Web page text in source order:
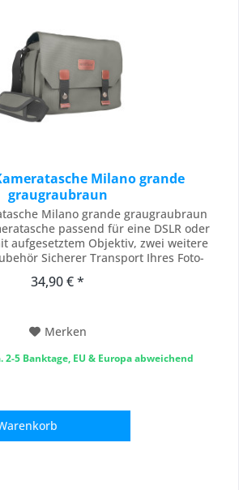
Milano grande
graugraubraun
Milano grande graugraubraun
passend für eine DSLR oder
aufgesetztem Objektiv, zwei weitere
Sicherer Transport Ihres Foto-
für weiteres Zubehör Modernes
34,90 € *
Merken
2-5 Banktage, EU & Europa abweichend